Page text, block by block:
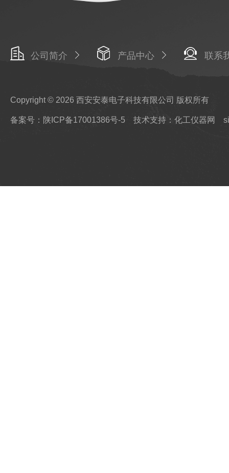
公司简介 产品中心 联系
Copyright © 2026 西安安泰电子科技有限公司 版权所有
备案号：陕ICP备17001386号-5 技术支持：化工仪器网